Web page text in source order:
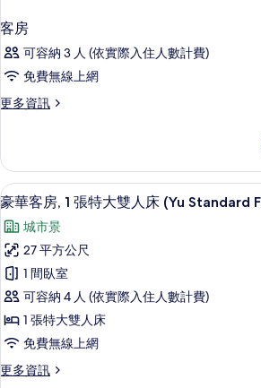
客房
可容納 3 人 (依實際入住人數計費)
免費無線上網
更多資訊
更
的
詳
情
顯
示
豪
華
客
房,
1
張
特
高級寢具
12
豪華客房, 1 張特大雙人床 (Yu Standard
城市景
27 平方公尺
1 間臥室
可容納 4 人 (依實際入住人數計費)
1 張特大雙人床
免費無線上網
更多資訊
更